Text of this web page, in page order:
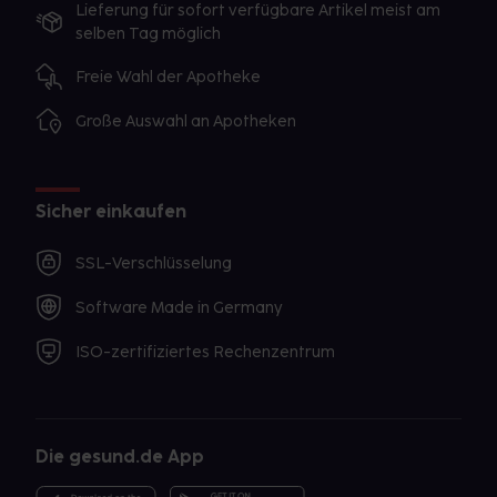
Lieferung für sofort verfügbare Artikel meist am
selben Tag möglich
Freie Wahl der Apotheke
Große Auswahl an Apotheken
Sicher einkaufen
SSL-Verschlüsselung
Software Made in Germany
ISO-zertifiziertes Rechenzentrum
Die gesund.de App